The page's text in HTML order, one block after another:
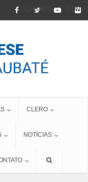
O LÁBARO
CLERO
NOTÍCIAS